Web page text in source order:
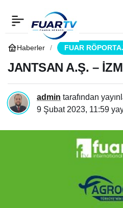
Haberler FUAR
JANTSAN A.Ş. –
admin tarafından
9 Şubat 2023, 11:59
JANTSAN A.Ş. – İZMİR
AGRO EXPO